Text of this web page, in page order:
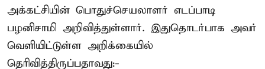
அக்கட்சியின் பொதுச்செயலாளர் எடப்பாடி
பழனிசாமி அறிவித்துள்ளார். இதுதொடர்பாக அவர்
வெளியிட்டுள்ள அறிக்கையில்
தெரிவித்திருப்பதாவது:-